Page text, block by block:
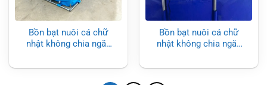
Bồn bạt nuôi cá chữ
nhật không chia ngăn
Bồn bạt nuôi cá chữ
nhật không chia ngăn